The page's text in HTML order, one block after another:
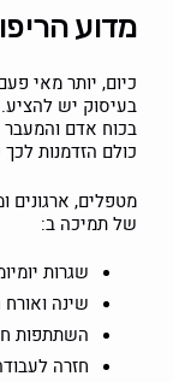
מדוע
כיום, יותר מאי
בעיסוק יש
בכוח אדם והמעבר
כולם הזדמנות
מטפלים, ארגונים
של תמיכה ב:
שגרות
שינה
השתתפות
חזרה